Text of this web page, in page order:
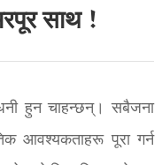
साथ !
हुन चाहन्छन्। सबैजना
आवश्यकताहरू पूरा गर्न